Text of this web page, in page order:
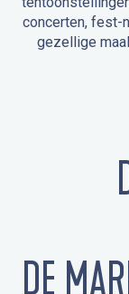
concerten, fest-
gezellige
DE